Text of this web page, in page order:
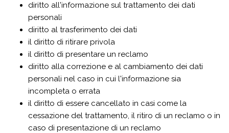
diritto all'informazione sul trattamento dei dati
personali
diritto al trasferimento dei dati
il diritto di ritirare privola
il diritto di presentare un reclamo
diritto alla correzione e al cambiamento dei dati
personali nel caso in cui l'informazione sia
incompleta o errata
il diritto di essere cancellato in casi come la
cessazione del trattamento, il ritiro di un reclamo o in
caso di presentazione di un reclamo